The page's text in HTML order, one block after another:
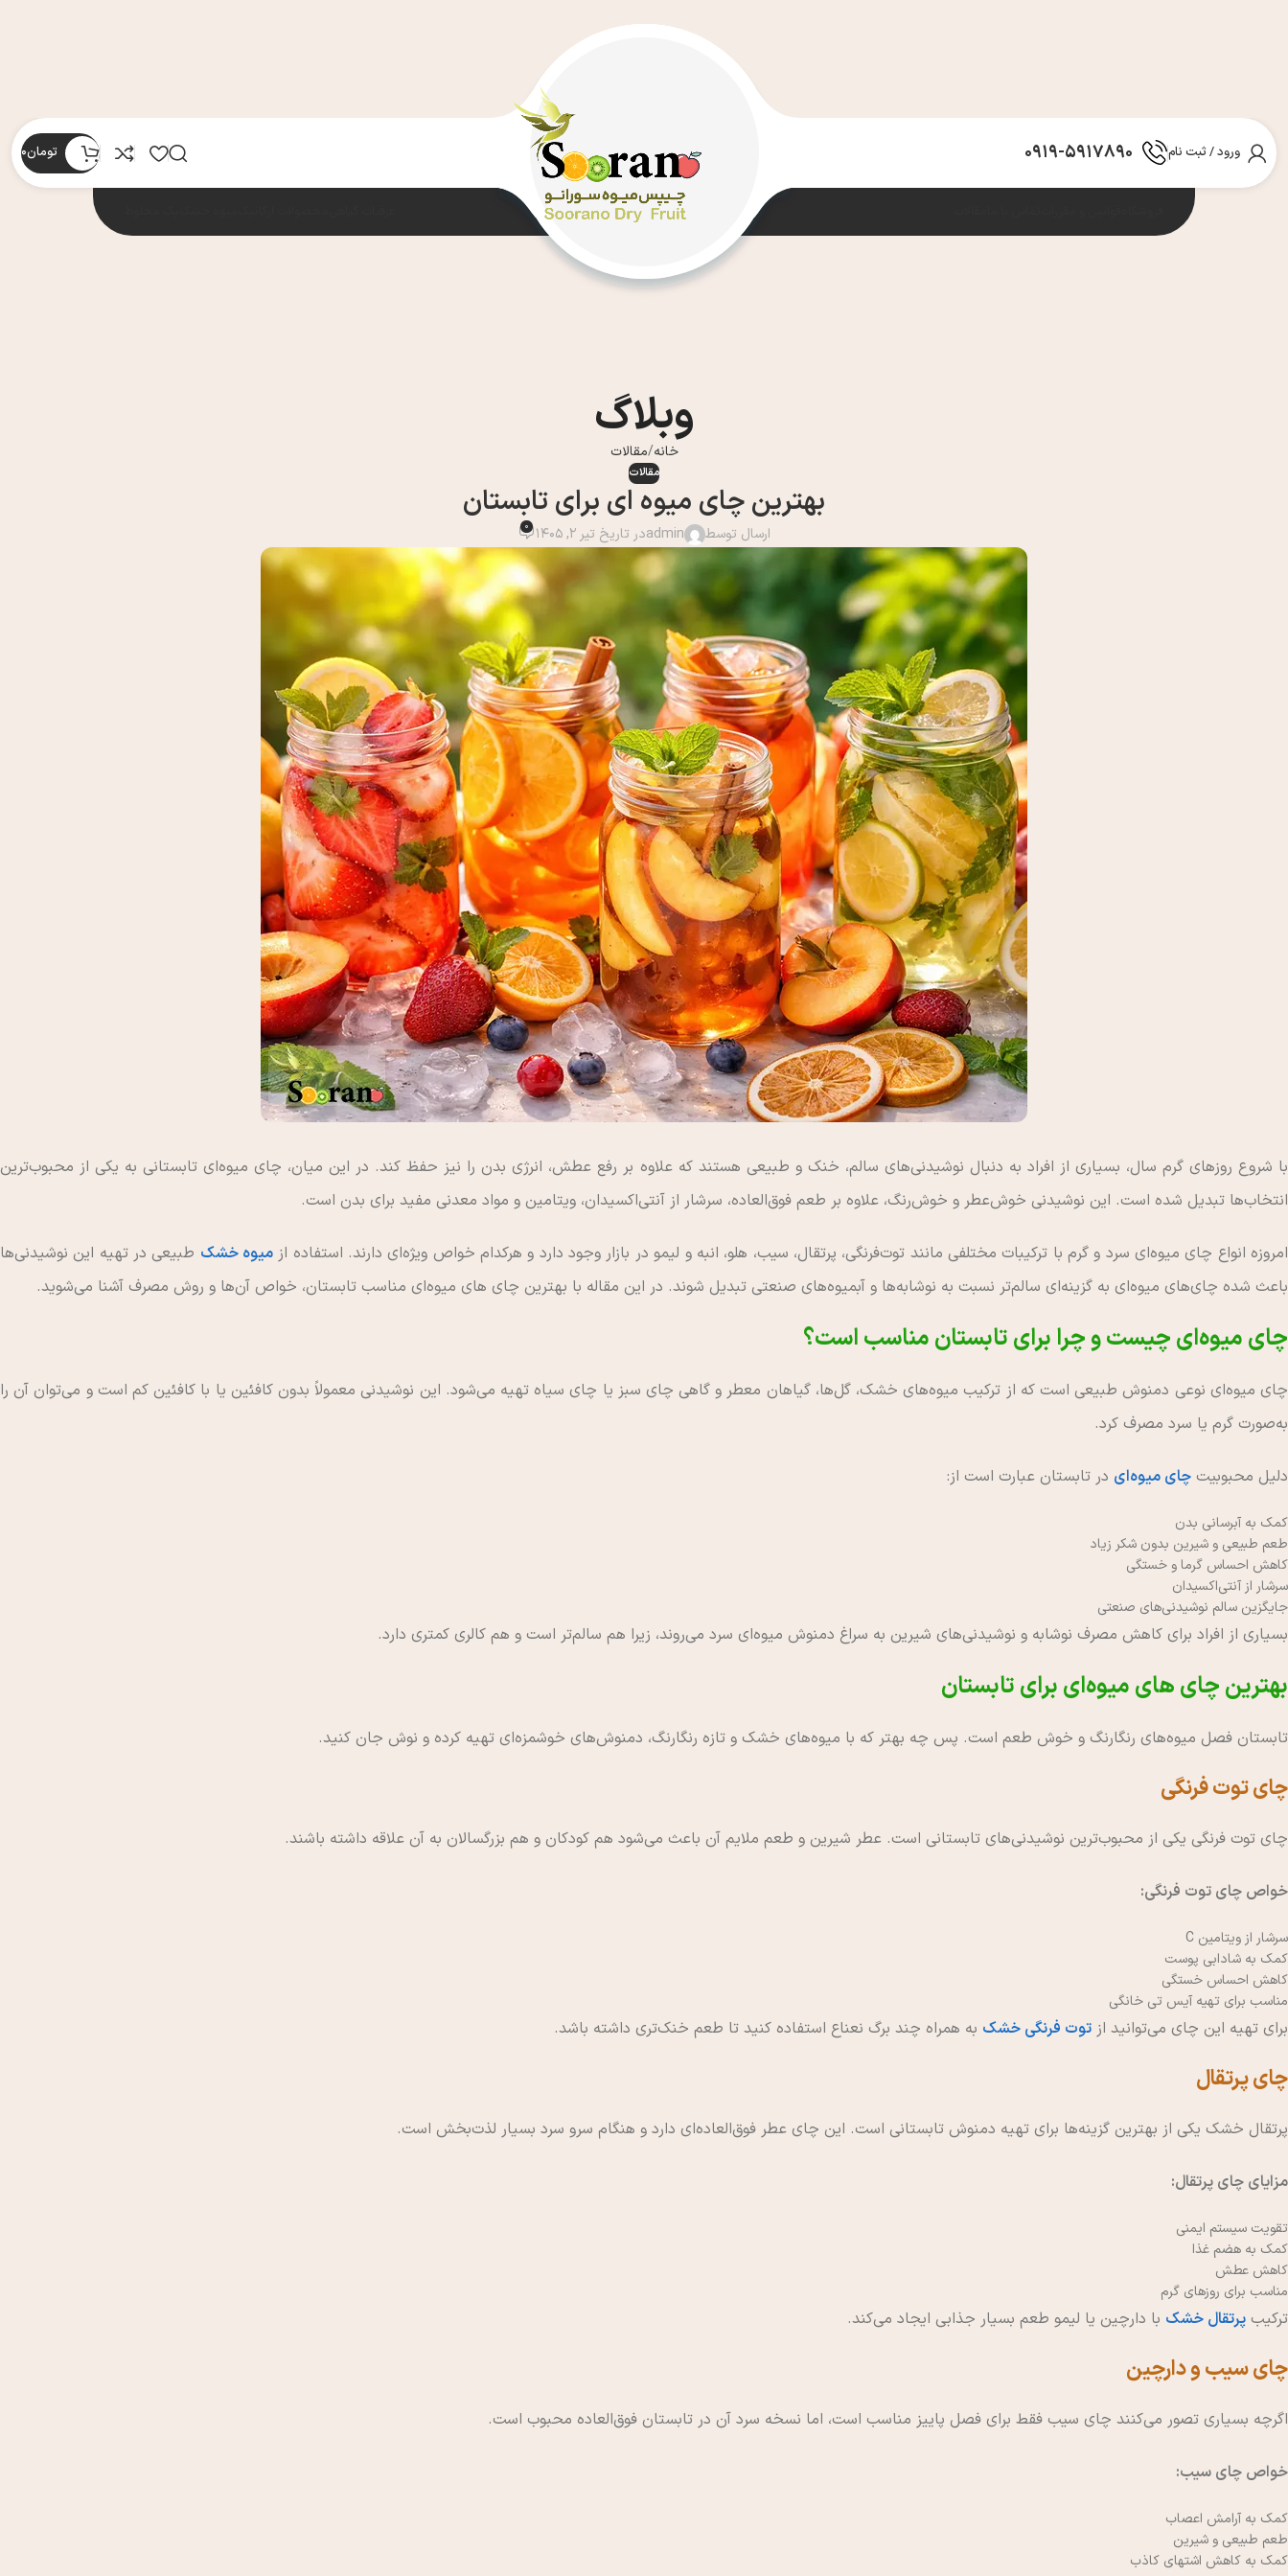
ورود / ثبت نام 0919-5917890 تومان0
وبلاگ
خانه مقالات
مقالات
بهترین چای میوه ای برای تابستان
ارسال توسط adminدر تاریخ تیر 2, 1405 0
با شروع روزهای گرم سال، بسیاری از افراد به دنبال نوشیدنی‌های سالم، خنک و طبیعی هستند که علاوه بر رفع عطش، انرژی بدن را نیز حفظ کند. در این میان، چای میوه‌ای تابستانی به یکی از محبوب‌ترین
انتخاب‌ها تبدیل شده است. این نوشیدنی خوش‌عطر و خوش‌رنگ، علاوه بر طعم فوق‌العاده، سرشار از آنتی‌اکسیدان، ویتامین و مواد معدنی مفید برای بدن است.
امروزه انواع چای میوه‌ای سرد و گرم با ترکیبات مختلفی مانند توت‌فرنگی، پرتقال، سیب، هلو، انبه و لیمو در بازار وجود دارد و هرکدام خواص ویژه‌ای دارند. استفاده از میوه خشک طبیعی در تهیه این نوشیدنی‌ها
باعث شده چای‌های میوه‌ای به گزینه‌ای سالم‌تر نسبت به نوشابه‌ها و آبمیوه‌های صنعتی تبدیل شوند. در این مقاله با بهترین چای های میوه‌ای مناسب تابستان، خواص آن‌ها و روش مصرف آشنا می‌شوید.
چای میوه‌ای چیست و چرا برای تابستان مناسب است؟
چای میوه‌ای نوعی دمنوش طبیعی است که از ترکیب میوه‌های خشک، گل‌ها، گیاهان معطر و گاهی چای سبز یا چای سیاه تهیه می‌شود. این نوشیدنی معمولاً بدون کافئین یا با کافئین کم است و می‌توان آن را
به‌صورت گرم یا سرد مصرف کرد.
دلیل محبوبیت چای میوه‌ای در تابستان عبارت است از:
کمک به آبرسانی بدن
طعم طبیعی و شیرین بدون شکر زیاد
کاهش احساس گرما و خستگی
سرشار از آنتی‌اکسیدان
جایگزین سالم نوشیدنی‌های صنعتی
بسیاری از افراد برای کاهش مصرف نوشابه و نوشیدنی‌های شیرین به سراغ دمنوش میوه‌ای سرد می‌روند، زیرا هم سالم‌تر است و هم کالری کمتری دارد.
بهترین چای های میوه‌ای برای تابستان
تابستان فصل میوه‌های رنگارنگ و خوش طعم است. پس چه بهتر که با میوه‌های خشک و تازه رنگارنگ، دمنوش‌های خوشمزه‌ای تهیه کرده و نوش جان کنید.
چای توت فرنگی
چای توت فرنگی یکی از محبوب‌ترین نوشیدنی‌های تابستانی است. عطر شیرین و طعم ملایم آن باعث می‌شود هم کودکان و هم بزرگسالان به آن علاقه داشته باشند.
خواص چای توت فرنگی:
سرشار از ویتامین C
کمک به شادابی پوست
کاهش احساس خستگی
مناسب برای تهیه آیس تی خانگی
برای تهیه این چای می‌توانید از توت فرنگی خشک به همراه چند برگ نعناع استفاده کنید تا طعم خنک‌تری داشته باشد.
چای پرتقال
پرتقال خشک یکی از بهترین گزینه‌ها برای تهیه دمنوش تابستانی است. این چای عطر فوق‌العاده‌ای دارد و هنگام سرو سرد بسیار لذت‌بخش است.
مزایای چای پرتقال:
تقویت سیستم ایمنی
کمک به هضم غذا
کاهش عطش
مناسب برای روزهای گرم
ترکیب پرتقال خشک با دارچین یا لیمو طعم بسیار جذابی ایجاد می‌کند.
چای سیب و دارچین
اگرچه بسیاری تصور می‌کنند چای سیب فقط برای فصل پاییز مناسب است، اما نسخه سرد آن در تابستان فوق‌العاده محبوب است.
خواص چای سیب:
کمک به آرامش اعصاب
طعم طبیعی و شیرین
کمک به کاهش اشتهای کاذب